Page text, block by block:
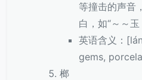
等撞击的声音
白，如“～～玉
英语含义：
gems,
榔